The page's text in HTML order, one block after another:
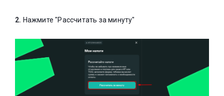
2. Нажмите "Рассчитать за минуту"